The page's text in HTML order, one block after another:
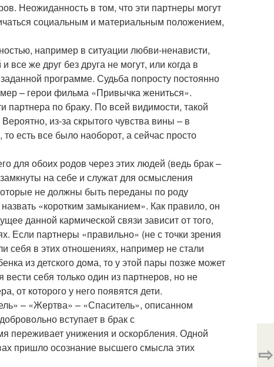
Неожиданность в том, что эти партнеры могут
социальным и материальным положением,
например в ситуации любви-ненависти,
же друг без друга не могут, или когда в
программе. Судьба попросту постоянно
– герои фильма «Привычка жениться».
партнера по браку. По всей видимости, такой
из-за скрытого чувства вины – в
есть все было наоборот, а сейчас просто
для обоих родов через этих людей (ведь брак –
на себе и служат для осмысления
не должны быть переданы по роду
«коротким замыканием». Как правило, он
данной кармической связи зависит от того,
Если партнеры «правильно» (не с точки зрения
себя в этих отношениях, например не стали
из детского дома, то у этой пары позже может
себя только один из партнеров, но не
от которого у него появятся дети.
– «Жертва» – «Спаситель», описанном
вступает в брак с
переживает унижения и оскорб­ления. Одной
пришло осознание высшего смысла этих
⇨